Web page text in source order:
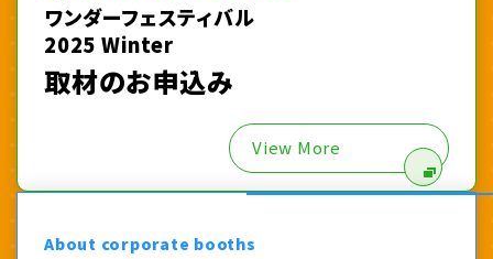
ワンダーフェスティバル
2025 Winter
取材のお申込み
View More
About corporate booths